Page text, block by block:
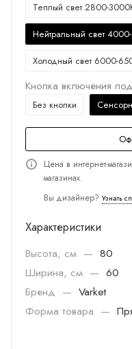
Теплый свет 2800-
Нейтральный свет
Холодный свет 6000-
Кнопка включения
Без кнопки
Цена в интернет-
магазинах.
Вы дизайнер? Узнать
Характеристики
Высота, см — 80
Ширина, см — 60
Бренд — Varket
Форма товара —